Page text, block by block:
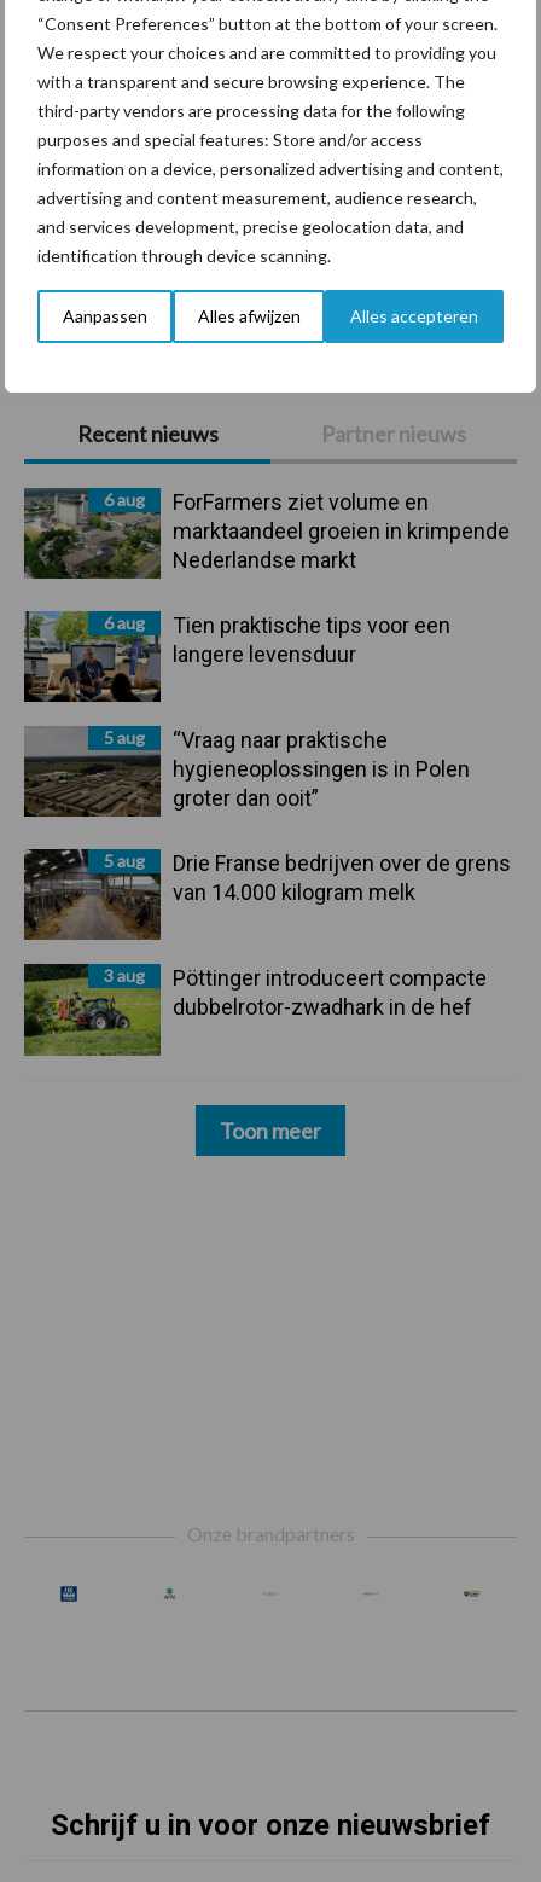
“Consent Preferences” button at the bottom of your screen.
We respect your choices and are committed to providing you
with a transparent and secure browsing experience. The
third-party vendors are processing data for the following
purposes and special features: Store and/or access
information on a device, personalized advertising and content,
advertising and content measurement, audience research,
and services development, precise geolocation data, and
identification through device scanning.
Aanpassen Alles afwijzen Alles accepteren
Primaire
Sidebar
Recent nieuws Partner nieuws
6 aug
ForFarmers ziet volume en
marktaandeel groeien in krimpende
Nederlandse markt
6 aug
Tien praktische tips voor een
langere levensduur
5 aug
“Vraag naar praktische
hygieneoplossingen is in Polen
groter dan ooit”
5 aug
Drie Franse bedrijven over de grens
van 14.000 kilogram melk
3 aug
Pöttinger introduceert compacte
dubbelrotor-zwadhark in de hef
Toon meer
Diergezondheid Bemesting Fokkerij
Derogatie Fosfaatrechten
Toon meer
Onze brandpartners
Schrijf u in voor onze nieuwsbrief